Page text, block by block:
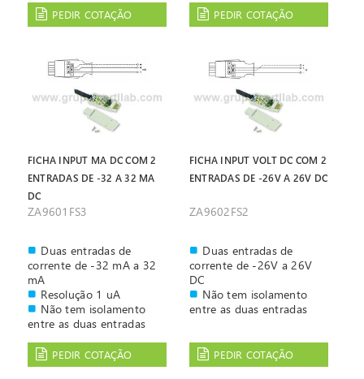
de 0,01 K
PEDIR COTAÇÃO
de 0,01 K
PEDIR COTAÇÃO
FICHA INPUT MA DC COM 2
ENTRADAS DE -32 A 32 MA
DC
ZA9601FS3
Duas entradas de
corrente de -32 mA a 32
mA
Resolução 1 uA
Não tem isolamento
entre as duas entradas
PEDIR COTAÇÃO
FICHA INPUT VOLT DC COM 2
ENTRADAS DE -26V A 26V DC
ZA9602FS2
Duas entradas de
corrente de -26V a 26V
DC
Não tem isolamento
entre as duas entradas
PEDIR COTAÇÃO